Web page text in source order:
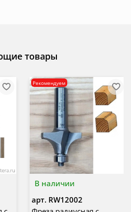
товары
В наличии
Рекомендуем
арт. RW12002